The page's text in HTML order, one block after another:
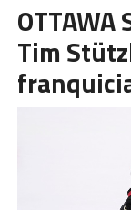
OTTAWA
Tim